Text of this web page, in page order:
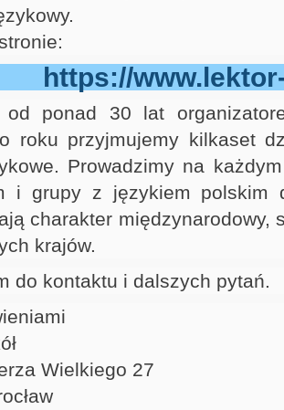
https://
od ponad 30 lat
roku przyjmujemy kilkaset
Prowadzimy na
i grupy z językiem polskim
charakter międzynarodowy,
krajów.
do kontaktu i dalszych pytań.
Wielkiego 27